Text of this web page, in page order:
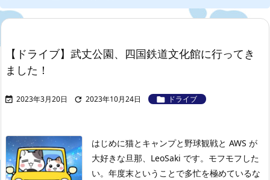
【ドライブ】武丈公園、四国鉄道文化館に行ってき
ました！
 2023年3月20日  2023年10月24日  ドライブ
はじめに猫とキャンプと野球観戦と AWS が
大好きな旦那、LeoSaki です。モフモフした
い。 年度末ということで多忙を極めているな